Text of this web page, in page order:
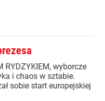
RYDZYKIEM, wyborcze
i chaos w sztabie.
sobie start europejskiej